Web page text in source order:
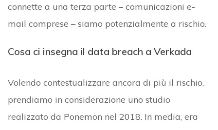
connette a una terza parte – comunicazioni e-
mail comprese – siamo potenzialmente a rischio.
Cosa ci insegna il data breach a Verkada
Volendo contestualizzare ancora di più il rischio,
prendiamo in considerazione uno studio
realizzato da Ponemon nel 2018. In media, era